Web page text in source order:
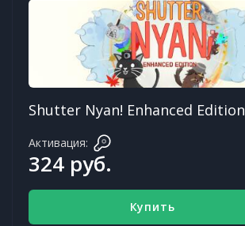
Shutter Nyan! Enhanced Edition
Активация:
324 руб.
Купить